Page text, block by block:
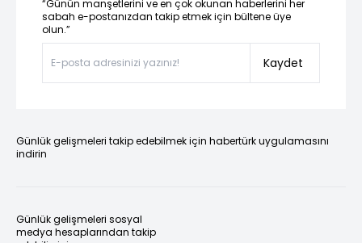
“Günün manşetlerini ve en çok okunan haberlerini her
sabah e-postanızdan takip etmek için bültene üye
olun.”
Kaydet
Günlük gelişmeleri takip edebilmek için habertürk uygulamasını
indirin
Günlük gelişmeleri sosyal
medya hesaplarından takip